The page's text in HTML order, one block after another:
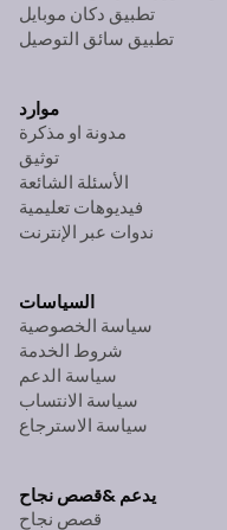
تطبيق دكان موبايل
تطبيق سائق التوصيل
موارد
مدونة او مذكرة
توثيق
الأسئلة الشائعة
فيديوهات تعليمية
ندوات عبر الإنترنت
السياسات
سياسة الخصوصية
شروط الخدمة
سياسة الدعم
سياسة الانتساب
سياسة الاسترجاع
يدعم &قصص نجاح
قصص نجاح